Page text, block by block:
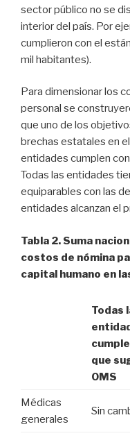
sector público no se
interior del país. Por
cumplieron con el
mil habitantes).
Para dimensionar los
personal se
que uno de los
brechas estatales en
entidades cumplen
Todas las entidades
equiparables con las
entidades alcanzan el
Tabla 2. Suma
costos de nómina
capital humano en
Todas
que
OMS
Médicas
generales
Sin